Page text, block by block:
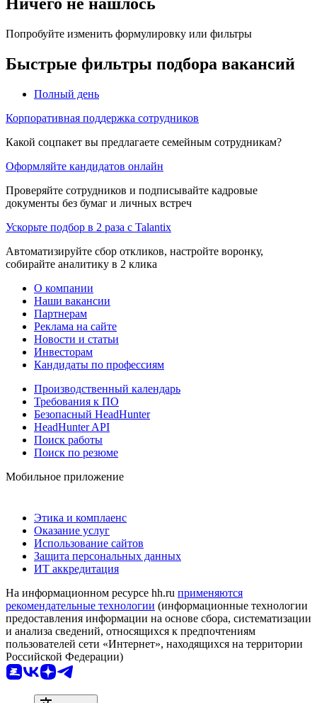
Попробуйте изменить формулировку или фильтры
Быстрые фильтры подбора вакансий
Полный день
Корпоративная поддержка сотрудников
Какой соцпакет вы предлагаете семейным сотрудникам?
Оформляйте кандидатов онлайн
Проверяйте сотрудников и подписывайте кадровые
документы без бумаг и личных встреч
Ускорьте подбор в 2 раза с Talantix
Автоматизируйте сбор откликов, настройте воронку,
собирайте аналитику в 2 клика
О компании
Наши вакансии
Партнерам
Реклама на сайте
Новости и статьи
Инвесторам
Кандидаты по профессиям
Производственный календарь
Требования к ПО
Безопасный HeadHunter
HeadHunter API
Поиск работы
Поиск по резюме
Мобильное приложение
Этика и комплаенс
Оказание услуг
Использование сайтов
Защита персональных данных
ИТ аккредитация
На информационном ресурсе hh.ru применяются
рекомендательные технологии (информационные технологии
предоставления информации на основе сбора, систематизации
и анализа сведений, относящихся к предпочтениям
пользователей сети «Интернет», находящихся на территории
Российской Федерации)